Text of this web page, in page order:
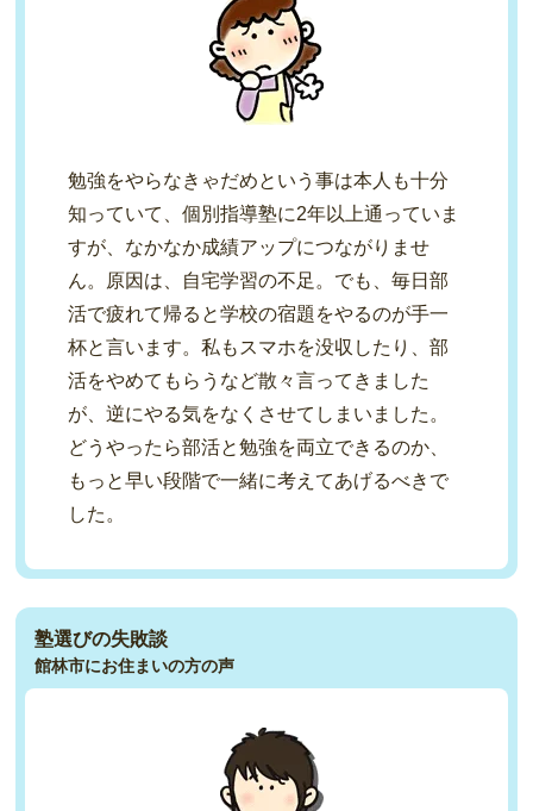
勉強をやらなきゃだめという事は本人も十分
知っていて、個別指導塾に2年以上通っていま
すが、なかなか成績アップにつながりませ
ん。原因は、自宅学習の不足。でも、毎日部
活で疲れて帰ると学校の宿題をやるのが手一
杯と言います。私もスマホを没収したり、部
活をやめてもらうなど散々言ってきました
が、逆にやる気をなくさせてしまいました。
どうやったら部活と勉強を両立できるのか、
もっと早い段階で一緒に考えてあげるべきで
した。
塾選びの失敗談
館林市にお住まいの方の声